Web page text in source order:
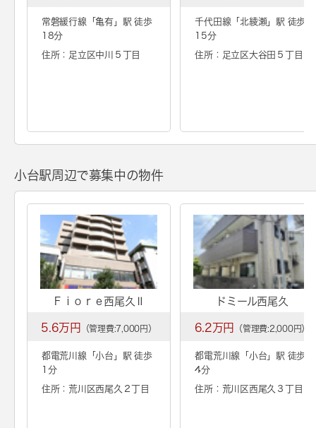
常磐緩行線「亀有」駅 徒歩
18分
住所：足立区中川５丁目
千代田線「 北綾瀬」駅 徒歩
15分
住所：足立区大谷田５丁目
小台駅周辺で募集中の物件
Ｆｉｏｒｅ西尾久Ⅱ
5.6万円 （管理費:7,000円）
都電荒川線「小台 」駅 徒歩
1分
住所：荒川区西尾久２丁目
ドミール西尾久
6.2万円 （管理費:2,000円）
都電荒川線「 小台 」駅 徒歩
4分
住所：荒川区西尾久３丁目